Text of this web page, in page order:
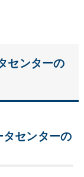
センターの
センターの